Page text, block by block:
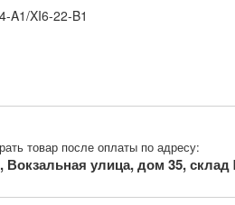
A1/XI6-22-B1
товар после оплаты по адресу:
Вокзальная улица, дом 35,